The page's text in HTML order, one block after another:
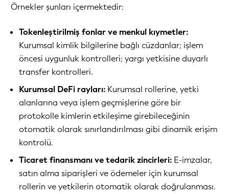
Örnekler şunları içermektedir:
Tokenleştirilmiş fonlar ve menkul kıymetler:
Kurumsal kimlik bilgilerine bağlı cüzdanlar; işlem
öncesi uygunluk kontrolleri; yargı yetkisine duyarlı
transfer kontrolleri.
Kurumsal DeFi rayları: Kurumsal rollerine, yetki
alanlarına veya işlem geçmişlerine göre bir
protokolle kimlerin etkileşime girebileceğinin
otomatik olarak sınırlandırılması gibi dinamik erişim
kontrolü.
Ticaret finansmanı ve tedarik zincirleri: E-imzalar,
satın alma siparişleri ve ödemeler için kurumsal
rollerin ve yetkilerin otomatik olarak doğrulanması.